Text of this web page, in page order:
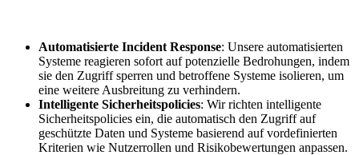
Automatisierte Incident Response: Unsere automatisierten
Systeme reagieren sofort auf potenzielle Bedrohungen, indem
sie den Zugriff sperren und betroffene Systeme isolieren, um
eine weitere Ausbreitung zu verhindern.
Intelligente Sicherheitspolicies: Wir richten intelligente
Sicherheitspolicies ein, die automatisch den Zugriff auf
geschützte Daten und Systeme basierend auf vordefinierten
Kriterien wie Nutzerrollen und Risikobewertungen anpassen.